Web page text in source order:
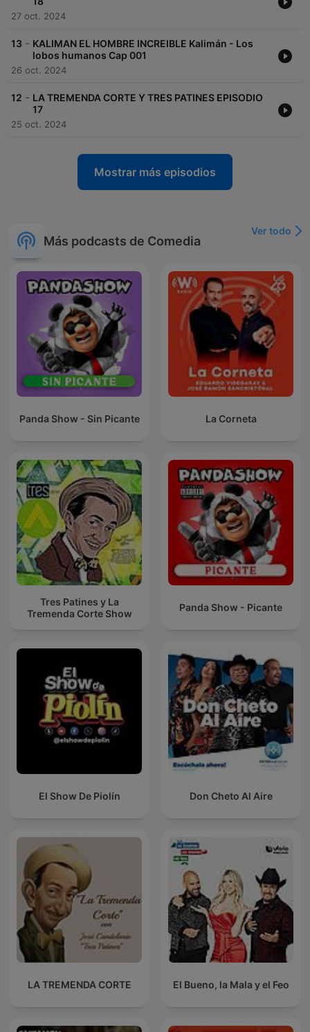
27 oct. 2024
13 - KALIMAN EL HOMBRE INCREIBLE Kalimán - Los
lobos humanos Cap 001
26 oct. 2024
12 - LA TREMENDA CORTE Y TRES PATINES EPISODIO
17
25 oct. 2024
Mostrar más episodios
Más podcasts de Comedia
Ver todo
Panda Show - Sin Picante La Corneta
Tres Patines y La
Tremenda Corte Show
Panda Show - Picante
El Show De Piolín Don Cheto Al Aire
LA TREMENDA CORTE El Bueno, la Mala y el Feo